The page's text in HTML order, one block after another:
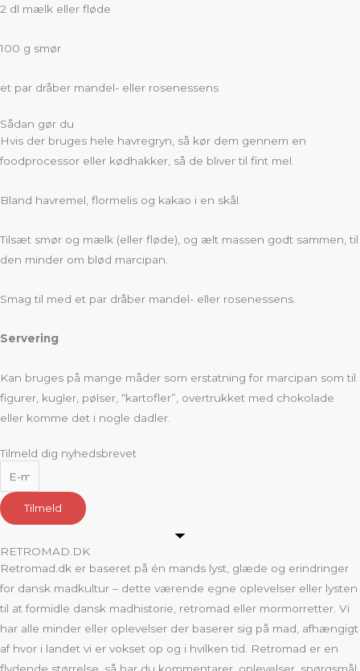
2 dl mælk eller fløde
100 g smør
et par dråber mandel- eller rosenessens
Sådan gør du
Hvis der bruges hele havregryn, så kør dem gennem en
foodprocessor eller kødhakker, så de bliver til fint mel.
Bland havremel, flormelis og kakao i en skål.
Tilsæt smør og mælk (eller fløde), og ælt massen godt sammen, til
den minder om blød marcipan.
Smag til med et par dråber mandel- eller rosenessens.
Servering
Kan bruges på mange måder som erstatning for marcipan som til
figurer, kugler, pølser, “kartofler”, overtrukket med chokolade
eller komme det i nogle dadler.
Tilmeld dig nyhedsbrevet
Tilmeld
RETROMAD.DK
Retromad.dk er baseret på én mands lyst, glæde og erindringer
for dansk madkultur – dette værende egne oplevelser eller lysten
til at formidle dansk madhistorie, retromad eller mormorretter. Vi
har alle minder eller oplevelser der baserer sig på mad, afhængigt
af hvor i landet vi er vokset op og i hvilken tid. Retromad er en